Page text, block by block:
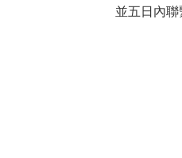
並五日內聯